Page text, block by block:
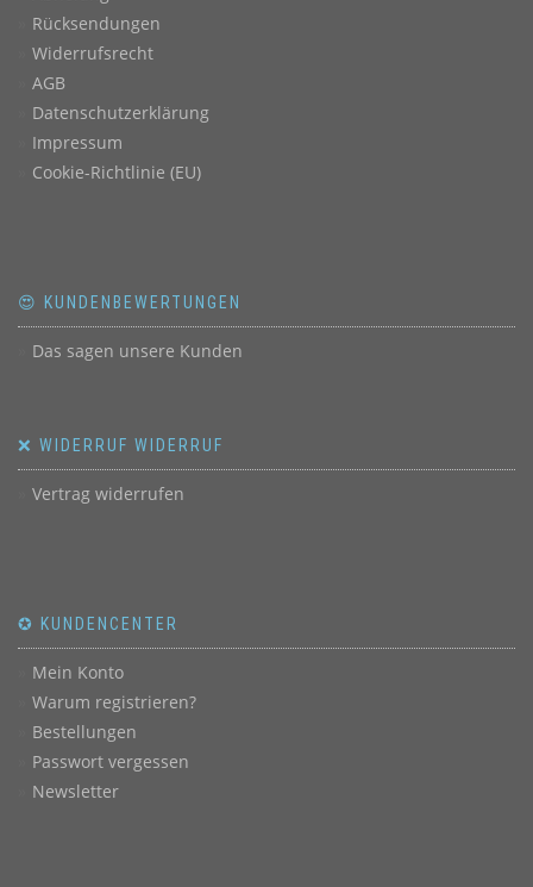
Rücksendungen
Widerrufsrecht
AGB
Datenschutzerklärung
Impressum
Cookie-Richtlinie (EU)
😍 KUNDENBEWERTUNGEN
Das sagen unsere Kunden
❌ WIDERRUF WIDERRUF
Vertrag widerrufen
✪ KUNDENCENTER
Mein Konto
Warum registrieren?
Bestellungen
Passwort vergessen
Newsletter